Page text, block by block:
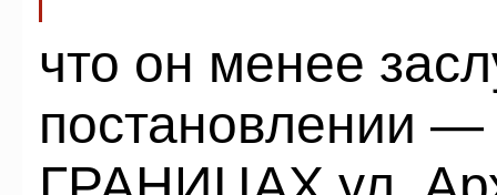
что он менее
постановлении —